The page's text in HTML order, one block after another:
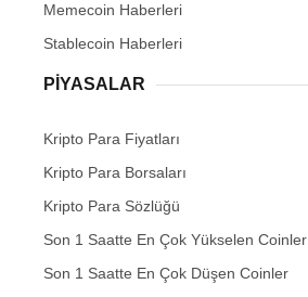
Memecoin Haberleri
Stablecoin Haberleri
PIYASALAR
Kripto Para Fiyatları
Kripto Para Borsaları
Kripto Para Sözlüğü
Son 1 Saatte En Çok Yükselen Coinler
Son 1 Saatte En Çok Düşen Coinler